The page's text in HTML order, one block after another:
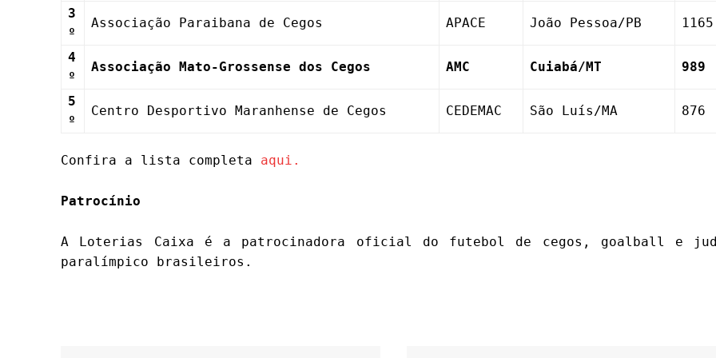
3
º
Associação Paraibana de Cegos APACE João Pessoa/PB 1165
4
º
Associação Mato-Grossense dos Cegos AMC Cuiabá/MT 989
5
º
Centro Desportivo Maranhense de Cegos CEDEMAC São Luís/MA 876
Confira a lista completa aqui.
Patrocínio
A Loterias Caixa é a patrocinadora oficial do futebol de cegos, goalball e
paralímpico brasileiros.